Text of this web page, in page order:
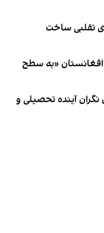
تقلبی ساخت
افغانستان «به سطح
آینده تحصیلی و